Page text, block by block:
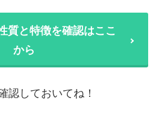
質と特徴を確認はここ
から
認しておいてね！